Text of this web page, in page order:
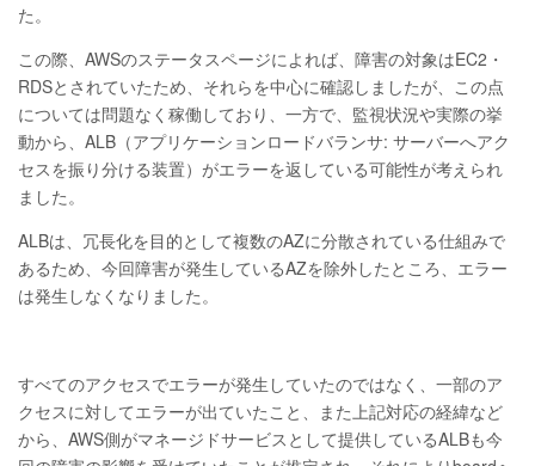
た。
この際、AWSのステータスページによれば、障害の対象はEC2・
RDSとされていたため、それらを中心に確認しましたが、この点
については問題なく稼働しており、一方で、監視状況や実際の挙
動から、ALB（アプリケーションロードバランサ: サーバーへアク
セスを振り分ける装置）がエラーを返している可能性が考えられ
ました。
ALBは、冗長化を目的として複数のAZに分散されている仕組みで
あるため、今回障害が発生しているAZを除外したところ、エラー
は発生しなくなりました。
すべてのアクセスでエラーが発生していたのではなく、一部のア
クセスに対してエラーが出ていたこと、また上記対応の経緯など
から、AWS側がマネージドサービスとして提供しているALBも今